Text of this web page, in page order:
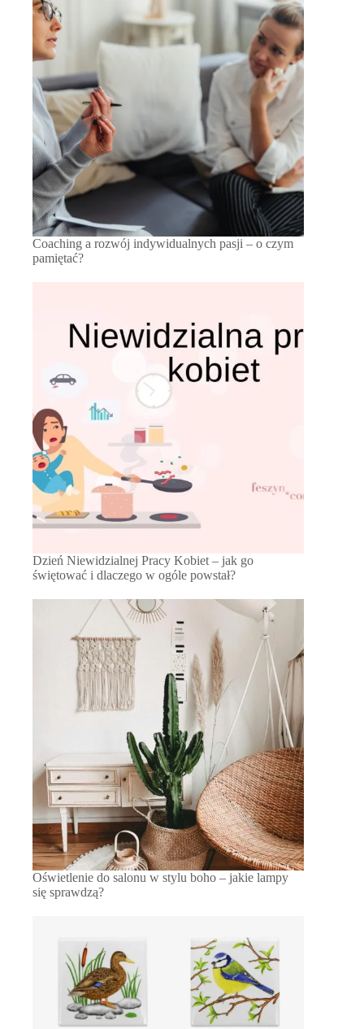
Coaching a rozwój indywidualnych pasji – o czym
pamiętać?
Dzień Niewidzialnej Pracy Kobiet – jak go
świętować i dlaczego w ogóle powstał?
Oświetlenie do salonu w stylu boho – jakie lampy
się sprawdzą?